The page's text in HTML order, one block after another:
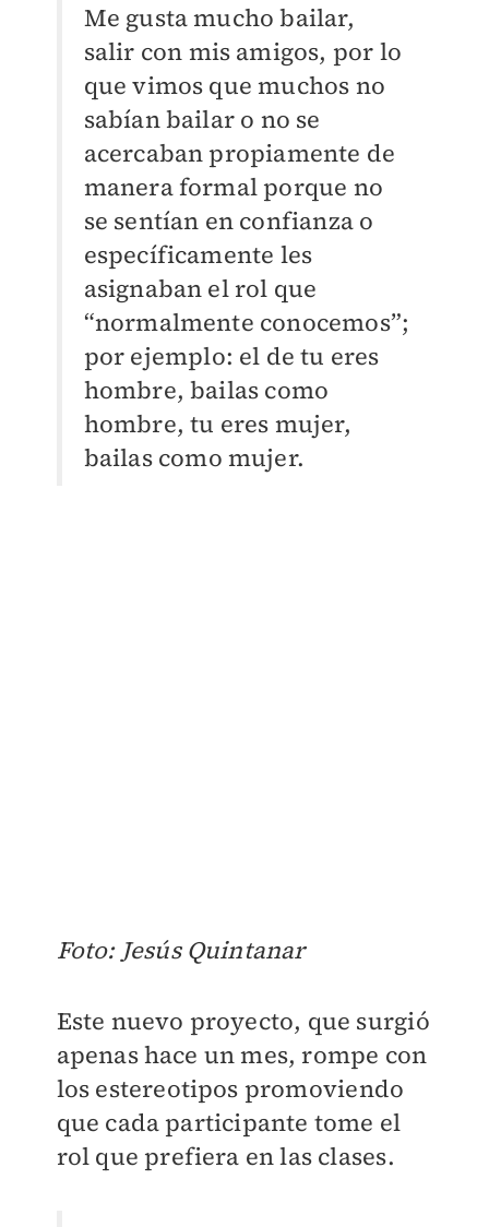
Me gusta mucho bailar,
salir con mis amigos, por lo
que vimos que muchos no
sabían bailar o no se
acercaban propiamente de
manera formal porque no
se sentían en confianza o
específicamente les
asignaban el rol que
“normalmente conocemos”;
por ejemplo: el de tu eres
hombre, bailas como
hombre, tu eres mujer,
bailas como mujer.
Foto: Jesús Quintanar
Este nuevo proyecto, que surgió
apenas hace un mes, rompe con
los estereotipos promoviendo
que cada participante tome el
rol que prefiera en las clases.